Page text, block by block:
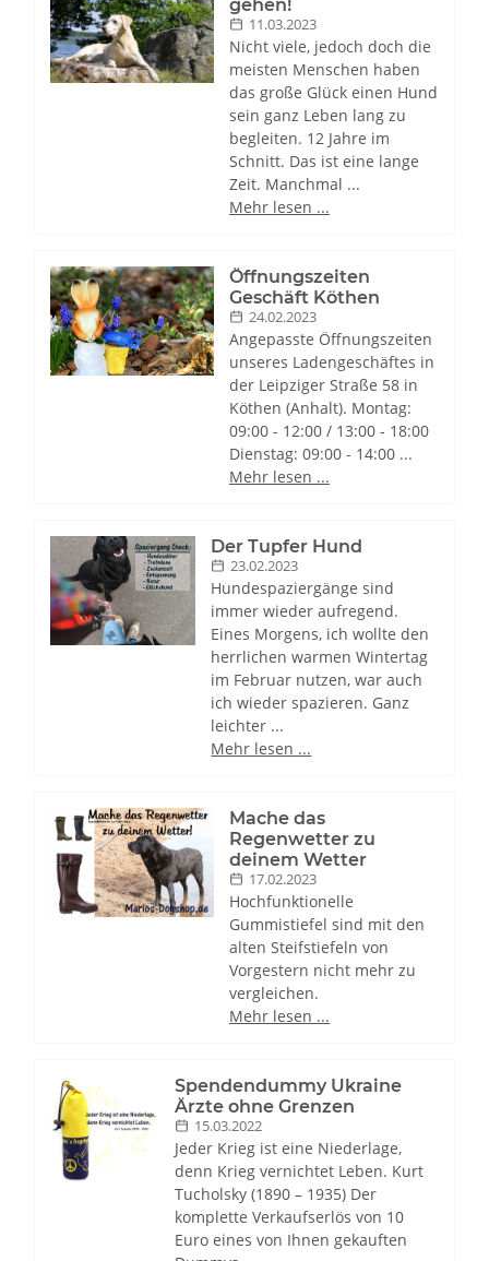
gehen!
11.03.2023
Nicht viele, jedoch doch die
meisten Menschen haben
das große Glück einen Hund
sein ganz Leben lang zu
begleiten. 12 Jahre im
Schnitt. Das ist eine lange
Zeit. Manchmal ...
Mehr lesen ...
Öffnungszeiten
Geschäft Köthen
24.02.2023
Angepasste Öffnungszeiten
unseres Ladengeschäftes in
der Leipziger Straße 58 in
Köthen (Anhalt). Montag:
09:00 - 12:00 / 13:00 - 18:00
Dienstag: 09:00 - 14:00 ...
Mehr lesen ...
Der Tupfer Hund
23.02.2023
Hundespaziergänge sind
immer wieder aufregend.
Eines Morgens, ich wollte den
herrlichen warmen Wintertag
im Februar nutzen, war auch
ich wieder spazieren. Ganz
leichter ...
Mehr lesen ...
Mache das
Regenwetter zu
deinem Wetter
17.02.2023
Hochfunktionelle
Gummistiefel sind mit den
alten Steifstiefeln von
Vorgestern nicht mehr zu
vergleichen.
Mehr lesen ...
Spendendummy Ukraine
Ärzte ohne Grenzen
15.03.2022
Jeder Krieg ist eine Niederlage,
denn Krieg vernichtet Leben. Kurt
Tucholsky (1890 – 1935) Der
komplette Verkaufserlös von 10
Euro eines von Ihnen gekauften